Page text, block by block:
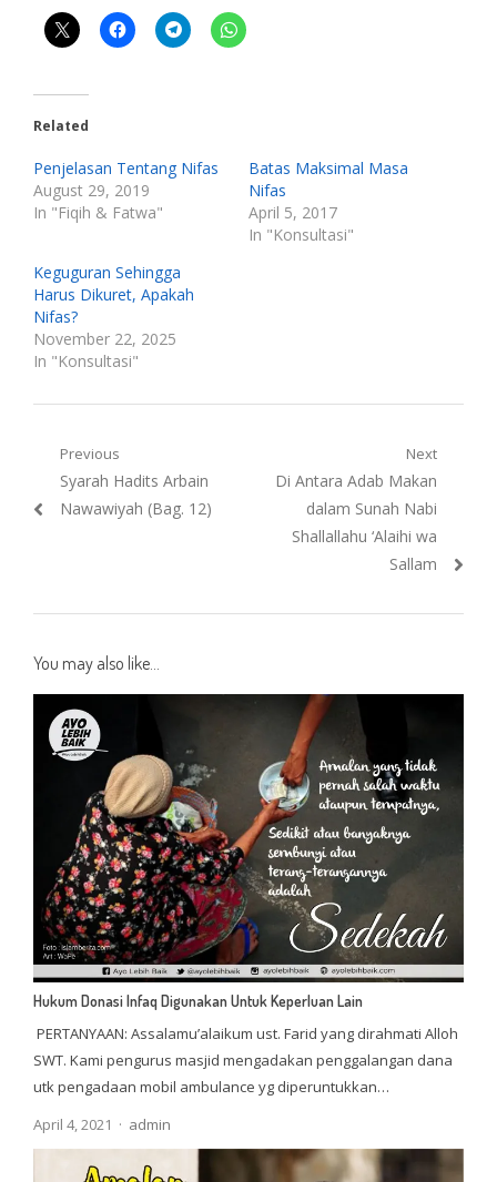
Related
Penjelasan Tentang Nifas
August 29, 2019
In "Fiqih & Fatwa"
Batas Maksimal Masa
Nifas
April 5, 2017
In "Konsultasi"
Keguguran Sehingga
Harus Dikuret, Apakah
Nifas?
November 22, 2025
In "Konsultasi"
Post
navigation
Previous
Previous
post:
Syarah Hadits Arbain
Nawawiyah (Bag. 12)
Next
Next
post:
Di Antara Adab Makan
dalam Sunah Nabi
Shallallahu ‘Alaihi wa
Sallam
You may also like...
Hukum Donasi Infaq Digunakan Untuk Keperluan Lain
PERTANYAAN: Assalamu’alaikum ust. Farid yang dirahmati Alloh
SWT. Kami pengurus masjid mengadakan penggalangan dana
utk pengadaan mobil ambulance yg diperuntukkan…
April 4, 2021
Author
admin